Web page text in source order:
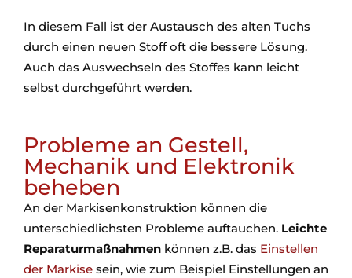
In diesem Fall ist der Austausch des alten Tuchs
durch einen neuen Stoff oft die bessere Lösung.
Auch das Auswechseln des Stoffes kann leicht
selbst durchgeführt werden.
Probleme an Gestell,
Mechanik und Elektronik
beheben
An der Markisenkonstruktion können die
unterschiedlichsten Probleme auftauchen. Leichte
Reparaturmaßnahmen können z.B. das Einstellen
der Markise sein, wie zum Beispiel Einstellungen an